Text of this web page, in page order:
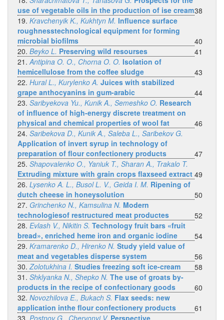
use of vegetable oils in the production of ise cream38
19. Kravchenyik K., Kukhtyn M. Influence surface
roughnesstechnological equipment for forming
microbial biofilms
40
20. Beyko L. Preserving wild resourses
41
21. Antipina O. O., Chorna O. O. Isolation of
hemicellulose from the coffee sludge
43
22. Hural L., Kurylenko A. Juices with stabilized
grape anthocyanins in gum-arabic
44
23. Saribyekova Yu., Kunik A., Semeshko O. Research
of influence of high-energy discrete treatment on
physical and chemical properties of wool fat
46
24. Saribekova D., Kunik A., Saleba L., Saribekov G.
Application of invert syrup in technology of
preparation of flour confectionery products
47
25. Shapovalenko O., Yaniuk T., Sharan A., Trakalo T.
Extruding mixture with grain crops flaxseed extract 49
26. Lysenko A. L., Busol L. V., Geida I. M. Ripening of
dutch cheese in honeysolution
50
27. Grinchenko N., Kamsulina N. Modern
technologiesof restructured meat productes
52
28. Evlash V., Nikitin S. Technology fruit bars «fruit
bread», enriched heme iron and organic iodine
54
29. Kramarenko D., Hirenko N. Study yield value of
meat and vegetables disperse system
56
30. Zolotukhina I. Studies freezing soft ice-cream
58
31. Shklyanka N., Shepko N. The use of groats by-
products in the recipe of confectionary goods
60
32. Novozhilova E., Bukach S. Flax seeds: new
application inthe flour confectionery products
61
33. Postnov G., Chervonyi V. Perspective